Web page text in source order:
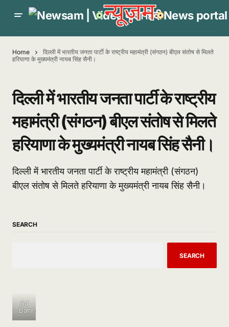
Home
दिल्ली में भारतीय जनता पार्टी के राष्ट्रीय महामंत्री (संगठन) बीएल संतोष से मिलते
हरियाणा के मुख्यमंत्री नायब सिंह सैनी।
दिल्ली में भारतीय जनता पार्टी के राष्ट्रीय
महामंत्री (संगठन) बीएल संतोष से मिलते
हरियाणा के मुख्यमंत्री नायब सिंह सैनी।
दिल्ली में भारतीय जनता पार्टी के राष्ट्रीय महामंत्री (संगठन)
बीएल संतोष से मिलते हरियाणा के मुख्यमंत्री नायब सिंह सैनी।
SEARCH
SEARCH
Ad
Banner